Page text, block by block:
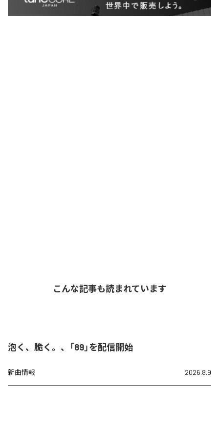
こんな記事も読まれています
泡く、脆く。、「89」を配信開始
新曲情報 2026.8.9